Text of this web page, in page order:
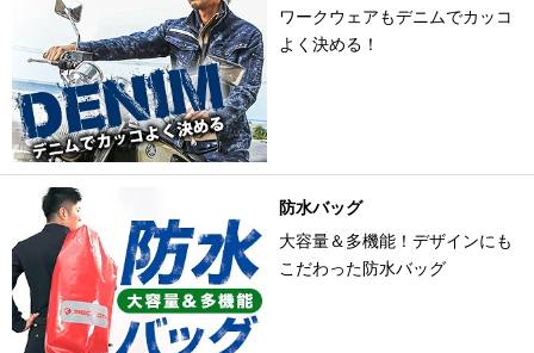
ワークウェアもデニムでカッコ
よく決める！
防水バッグ
大容量＆多機能！デザインにも
こだわった防水バッグ